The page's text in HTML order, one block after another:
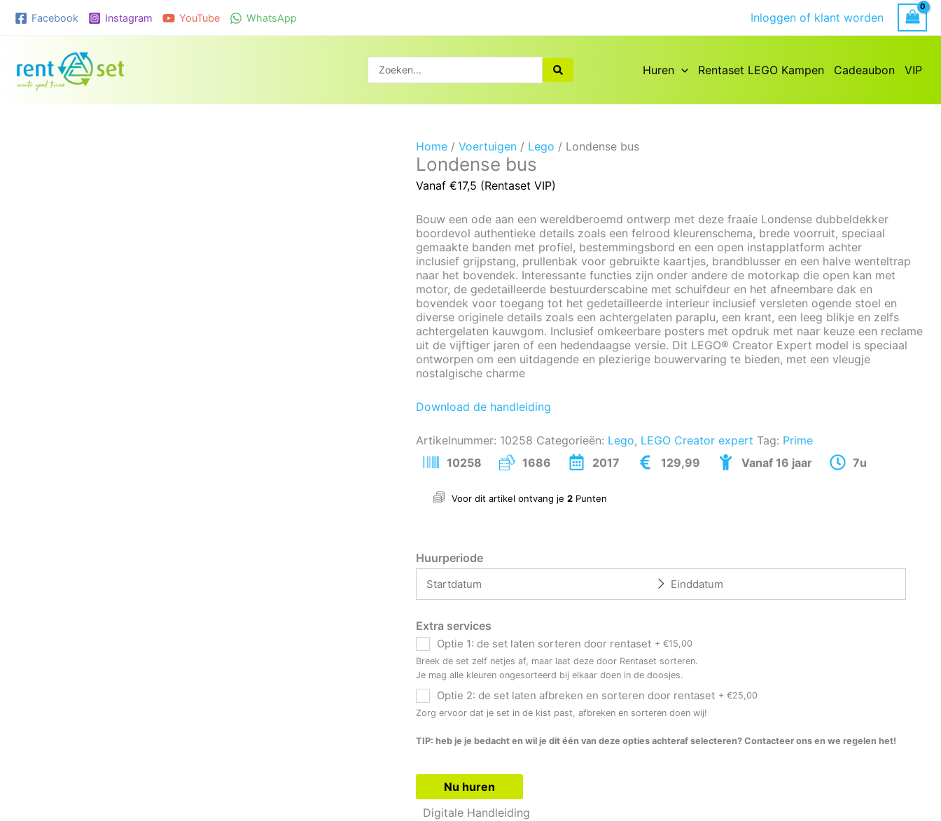
naar
Facebook Instagram YouTube WhatsApp Inloggen of klant worden
Search
Huren Rentaset LEGO Kampen Cadeaubon VIP
Home/ Voertuigen/ Lego / Londense bus
Londense bus
Vanaf €17,5 (Rentaset VIP)
Bouw een ode aan een wereldberoemd ontwerp met deze fraaie Londense dubbeldekker
boordevol authentieke details zoals een felrood kleurenschema, brede voorruit, speciaal
gemaakte banden met profiel, bestemmingsbord en een open instapplatform achter
inclusief grijpstang, prullenbak voor gebruikte kaartjes, brandblusser en een halve wenteltrap
naar het bovendek. Interessante functies zijn onder andere de motorkap die open kan met
motor, de gedetailleerde bestuurderscabine met schuifdeur en het afneembare dak en
bovendek voor toegang tot het gedetailleerde interieur inclusief versleten ogende stoel en
diverse originele details zoals een achtergelaten paraplu, een krant, een leeg blikje en zelfs
achtergelaten kauwgom. Inclusief omkeerbare posters met opdruk met naar keuze een reclame
uit de vijftiger jaren of een hedendaagse versie. Dit LEGO® Creator Expert model is speciaal
ontworpen om een uitdagende en plezierige bouwervaring te bieden, met een vleugje
nostalgische charme
Download de handleiding
Artikelnummer: 10258 Categorieën: Lego, LEGO Creator expert Tag: Prime
10258
1686 2017 129,99 Vanaf 16 jaar 7u
Voor dit artikel ontvang je 2Punten
Huurperiode
Extra services
Optie 1: de set laten sorteren door rentaset + €15,00
Breek de set zelf netjes af, maar laat deze door Rentaset sorteren.
Je mag alle kleuren ongesorteerd bij elkaar doen in de doosjes.
Optie 2: de set laten afbreken en sorteren door rentaset + €25,00
Zorg ervoor dat je set in de kist past, afbreken en sorteren doen wij!
TIP: heb je je bedacht en wil je dit één van deze opties achteraf selecteren? Contacteer ons en we regelen het!
Nu huren
Digitale Handleiding